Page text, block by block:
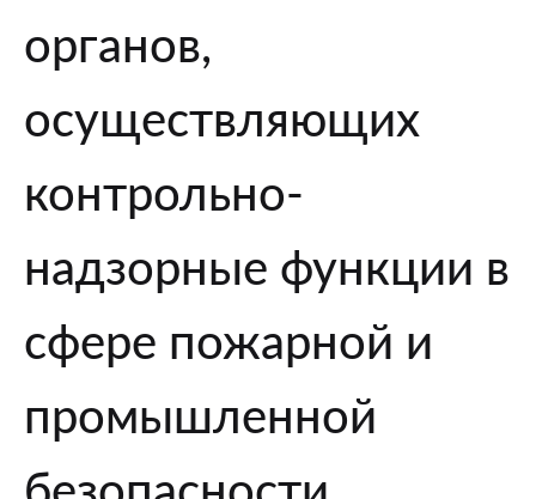
органов,
осуществляющих
контрольно-
надзорные функции в
сфере пожарной и
промышленной